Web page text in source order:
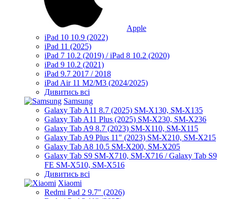
Apple
iPad 10 10.9 (2022)
iPad 11 (2025)
iPad 7 10.2 (2019) / iPad 8 10.2 (2020)
iPad 9 10.2 (2021)
iPad 9.7 2017 / 2018
iPad Air 11 M2/M3 (2024/2025)
Дивитись всі
Samsung
Galaxy Tab A11 8.7 (2025) SM-X130, SM-X135
Galaxy Tab A11 Plus (2025) SM-X230, SM-X236
Galaxy Tab A9 8.7 (2023) SM-X110, SM-X115
Galaxy Tab A9 Plus 11" (2023) SM-X210, SM-X215
Galaxy Tab A8 10.5 SM-X200, SM-X205
Galaxy Tab S9 SM-X710, SM-X716 / Galaxy Tab S9
FE SM-X510, SM-X516
Дивитись всі
Xiaomi
Redmi Pad 2 9.7" (2026)